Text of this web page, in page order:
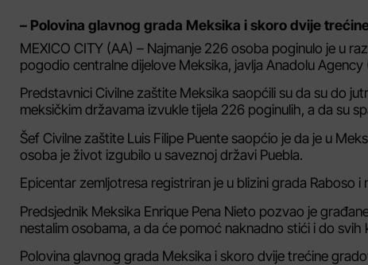
– Polovina glavnog grada Meksika i skoro dvije
MEXICO CITY (AA) – Najmanje 226 osoba poginulo je u
pogodio centralne dijelove Meksika, javlja Anadolu Agency
Predstavnici Civilne zaštite Meksika saopćili su da su do
meksičkim državama izvukle tijela 226 poginulih, a da su
Šef Civilne zaštite Luis Filipe Puente saopćio je da je u
osoba je život izgubilo u saveznoj državi Puebla.
Epicentar zemljotresa registriran je u blizini grada Raboso i
Predsjednik Meksika Enrique Pena Nieto pozvao je
nestalim osobama, a da će pomoć naknadno stići i do svih
Polovina glavnog grada Meksika i skoro dvije trećine